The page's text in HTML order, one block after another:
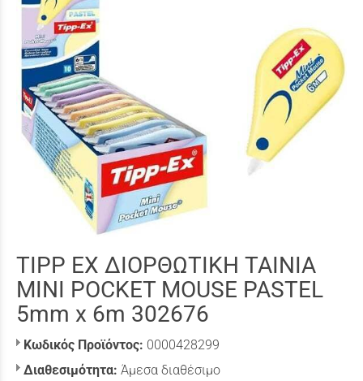
TIPP EX ΔΙΟΡΘΩΤΙΚΗ ΤΑΙΝΙΑ
MINI POCKET MOUSE PASTEL
5mm x 6m 302676
Κωδικός Προϊόντος: 0000428299
Διαθεσιμότητα: Άμεσα διαθέσιμο